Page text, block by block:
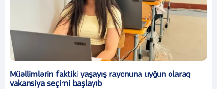
Müəllimlərin faktiki yaşayış rayonuna uyğun olaraq
vakansiya seçimi başlayıb